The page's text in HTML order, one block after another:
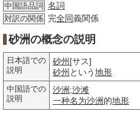
中国語品詞 名詞
対訳の関係 完全同義関係
砂洲の概念の説明
日本語での
説明
砂州 [サス]
砂州 という地形
中国語での
説明
沙洲;沙滩
一种名为沙洲的地形